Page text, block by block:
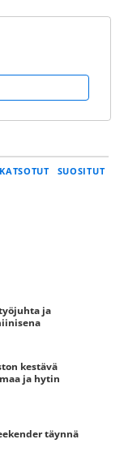
SUOSITUT
ja
kestävä
ja hytin
täynnä